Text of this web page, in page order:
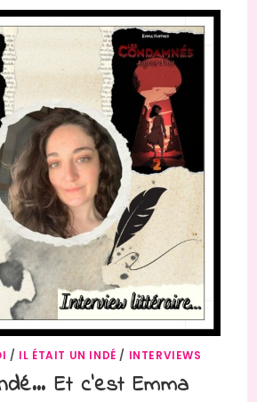
/ IL ÉTAIT UN INDÉ / INTERVIEWS
Et c’est Emma